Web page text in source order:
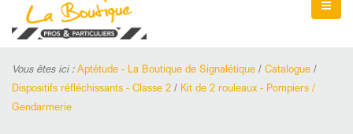
Vous êtes ici :Aptétude - La Boutique de Signalétique / Catalogue /
Dispositifs réfléchissants - Classe 2 / Kit de 2 rouleaux - Pompiers /
Gendarmerie